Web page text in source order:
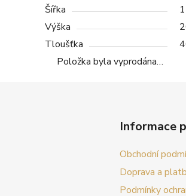
Šířka
Výška
Tloušťka
Položka byla vyprodána…
Informace
Obchodní
Doprava a
Podmínky